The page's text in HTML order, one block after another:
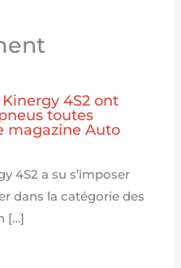
4S2 ont
toutes
magazine Auto
4S2 a su s’imposer
dans la catégorie des
[…]